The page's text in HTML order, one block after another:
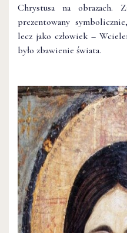
Chrystusa na obrazach.
prezentowany
lecz jako człowiek –
było zbawienie świata.